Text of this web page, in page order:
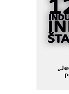
KIP
Alba